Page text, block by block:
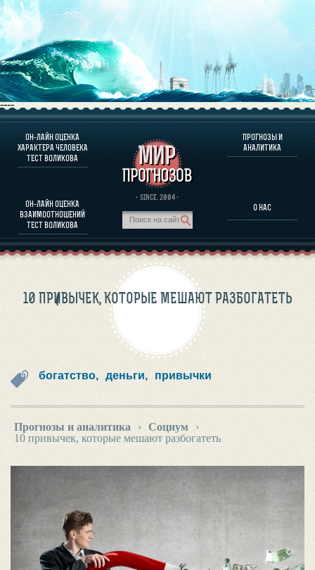
----
ОН-ЛАЙН ОЦЕНКА
ХАРАКТЕРА ЧЕЛОВЕКА
ТЕСТ ВОЛИКОВА
ОН-ЛАЙН ОЦЕНКА
ВЗАИМООТНОШЕНИЙ
ТЕСТ ВОЛИКОВА
· SINCE. 2004 ·
ПРОГНОЗЫ И
АНАЛИТИКА
О НАС
О ПРОГРАММЕ
ОЦЕНКА ХАРАКТЕРA ЧЕЛОВЕКА
ОЦЕНКА ХАРАКТЕРА ВЫДАЮЩИХСЯ ЛИЧНОСТЕЙ
О ПРОГРАММЕ
ПРОГНОЗЫ И АНАЛИТИКА
10 ПРИВЫЧЕК, КОТОРЫЕ МЕШАЮТ РАЗБОГАТЕТЬ
богатство, деньги, привычки
Прогнозы и аналитика › Социум
›
10 привычек, которые мешают разбогатеть